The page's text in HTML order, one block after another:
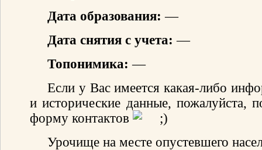
Дата образования: —
Дата снятия с учета: —
Топонимика: —
Если у Вас имеется какая-либо
и исторические данные, пожалуйста,
форму контактов
Урочище на месте опустевшего